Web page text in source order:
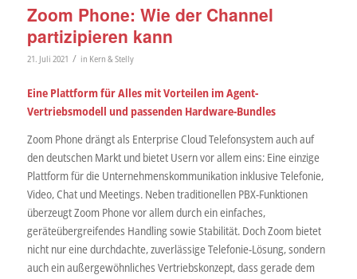
Zoom Phone: Wie der Channel
partizipieren kann
21. Juli 2021 / in Kern & Stelly
Eine Plattform für Alles mit Vorteilen im Agent-
Vertriebsmodell und passenden Hardware-Bundles
Zoom Phone drängt als Enterprise Cloud Telefonsystem auch auf
den deutschen Markt und bietet Usern vor allem eins: Eine einzige
Plattform für die Unternehmenskommunikation inklusive Telefonie,
Video, Chat und Meetings. Neben traditionellen PBX-Funktionen
überzeugt Zoom Phone vor allem durch ein einfaches,
geräteübergreifendes Handling sowie Stabilität. Doch Zoom bietet
nicht nur eine durchdachte, zuverlässige Telefonie-Lösung, sondern
auch ein außergewöhnliches Vertriebskonzept, dass gerade dem